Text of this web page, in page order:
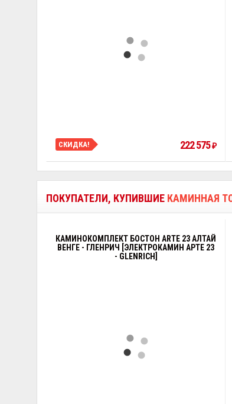
СКИДКА! 222 575₽
ПОКУПАТЕЛИ, КУПИВШИЕ КАМИННАЯ
КАМИНОКОМПЛЕКТ БОСТОН ARTE 23 АЛТАЙ
ВЕНГЕ - ГЛЕНРИЧ [ЭЛЕКТРОКАМИН АРТЕ 23
- GLENRICH]